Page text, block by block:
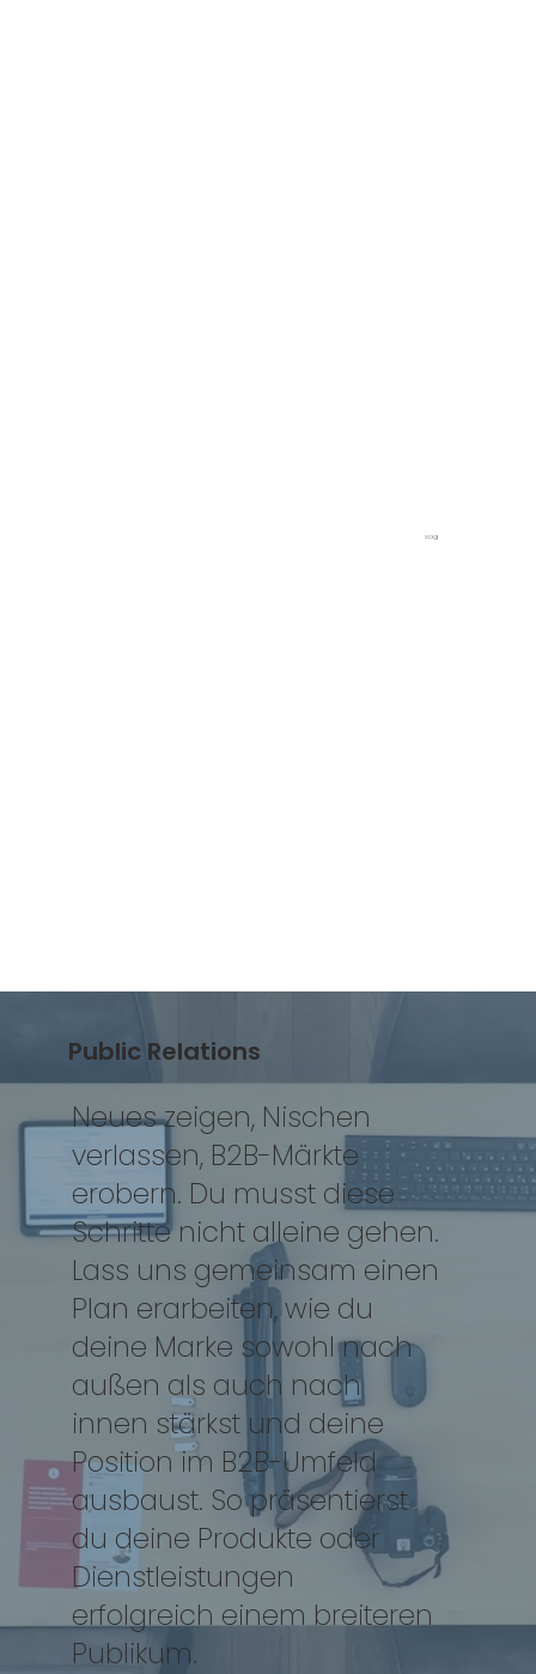
sag
Public Relations
Neues zeigen, Nischen
verlassen, B2B-Märkte
erobern. Du musst diese
Schritte nicht alleine gehen.
Lass uns gemeinsam einen
Plan erarbeiten, wie du
deine Marke sowohl nach
außen als auch nach
innen stärkst und deine
Position im B2B-Umfeld
ausbaust. So präsentierst
du deine Produkte oder
Dienstleistungen
erfolgreich einem breiteren
Publikum.